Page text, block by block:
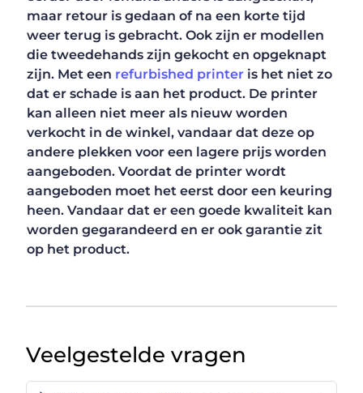
maar retour is gedaan of na een korte tijd
weer terug is gebracht. Ook zijn er modellen
die tweedehands zijn gekocht en opgeknapt
zijn. Met een refurbished printer is het niet zo
dat er schade is aan het product. De printer
kan alleen niet meer als nieuw worden
verkocht in de winkel, vandaar dat deze op
andere plekken voor een lagere prijs worden
aangeboden. Voordat de printer wordt
aangeboden moet het eerst door een keuring
heen. Vandaar dat er een goede kwaliteit kan
worden gegarandeerd en er ook garantie zit
op het product.
Veelgestelde vragen